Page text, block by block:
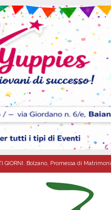
GIORNI. Bolzano, Promessa di
Padre Arturo D’Onofrio: due giorni di